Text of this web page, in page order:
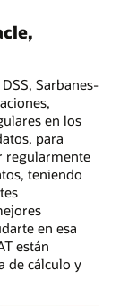
Sarbanes-
en los
para
regularmente
teniendo
en esa
están
de cálculo y